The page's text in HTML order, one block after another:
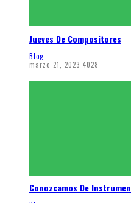
Jueves De Compositores
Blog
marzo 21, 2023 4028
Conozcamos De